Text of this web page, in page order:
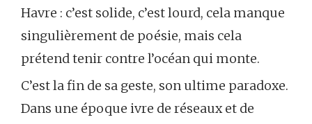
Havre : c’est solide, c’est lourd, cela manque
singulièrement de poésie, mais cela
prétend tenir contre l’océan qui monte.
C’est la fin de sa geste, son ultime paradoxe.
Dans une époque ivre de réseaux et de